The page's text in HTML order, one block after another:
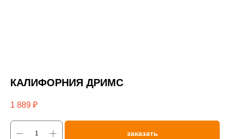
КАЛИФОРНИЯ ДРИМС
1 889 ₽
заказать